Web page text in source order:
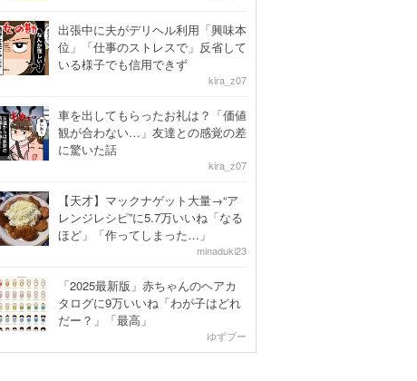
出張中に夫がデリヘル利用「興味本
位」「仕事のストレスで」反省して
いる様子でも信用できず
kira_z07
車を出してもらったお礼は？「価値
観が合わない…」友達との感覚の差
に驚いた話
kira_z07
【天才】マックナゲット大量→“ア
レンジレシピ”に5.7万いいね「なる
ほど」「作ってしまった…」
minaduki23
「2025最新版」赤ちゃんのヘアカ
タログに9万いいね「わが子はどれ
だー？」「最高」
ゆずプー